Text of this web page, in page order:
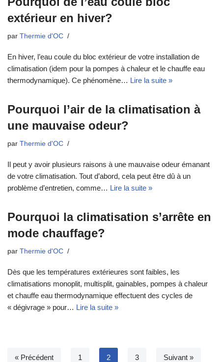
extérieur en hiver?
par Thermie d'OC
En hiver, l’eau coule du bloc extérieur de votre installation de
climatisation (idem pour la pompes à chaleur et le chauffe eau
thermodynamique). Ce phénomène… Lire la suite »
Pourquoi l’air de la climatisation à
une mauvaise odeur?
par Thermie d'OC
Il peut y avoir plusieurs raisons à une mauvaise odeur émanant
de votre climatisation. Tout d’abord, cela peut être dû à un
problème d’entretien, comme… Lire la suite »
Pourquoi la climatisation s’arrête en
mode chauffage?
par Thermie d'OC
Dès que les températures extérieures sont faibles, les
climatisations monoplit, multisplit, gainables, pompes à chaleur
et chauffe eau thermodynamique effectuent des cycles de
« dégivrage » pour… Lire la suite »
« Précédent 1 2 3 Suivant »